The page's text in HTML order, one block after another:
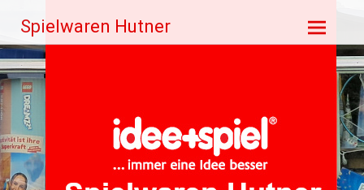
Inhalt
springen
Spielwaren Hutner